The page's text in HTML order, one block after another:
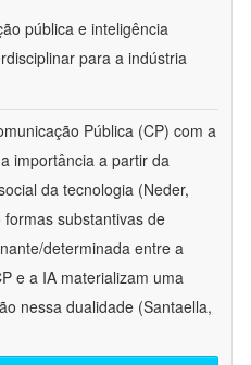
pública e inteligência
para a indústria
Pública (CP) com a
importância a partir da
da tecnologia (Neder,
substantivas de
determinada entre a
e a IA materializam uma
nessa dualidade (Santaella,